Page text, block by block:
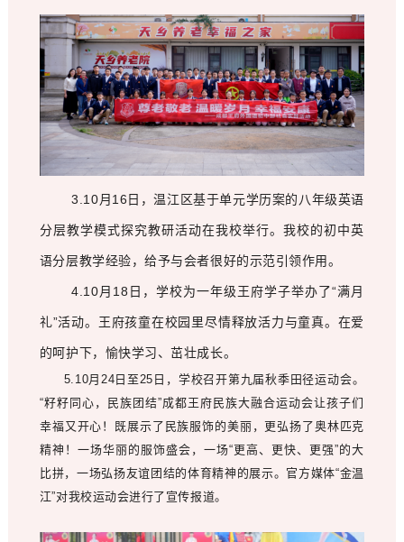
3.10月16日，温江区基于单元学历案的八年级英语
分层教学模式探究教研活动在我校举行。我校的初中英
语分层教学经验，给予与会者很好的示范引领作用。
4.10月18日，学校为一年级王府学子举办了“满月
礼”活动。王府孩童在校园里尽情释放活力与童真。在爱
的呵护下，愉快学习、茁壮成长。
5.10月24日至25日，学校召开第九届秋季田径运动会。
“籽籽同心，民族团结”成都王府民族大融合运动会让孩子们
幸福又开心！既展示了民族服饰的美丽，更弘扬了奥林匹克
精神！一场华丽的服饰盛会，一场“更高、更快、更强”的大
比拼，一场弘扬友谊团结的体育精神的展示。官方媒体“金温
江”对我校运动会进行了宣传报道。